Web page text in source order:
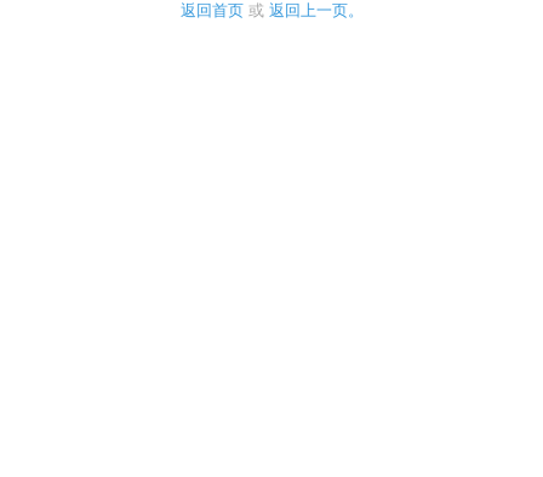
返回首页 或 返回上一页。